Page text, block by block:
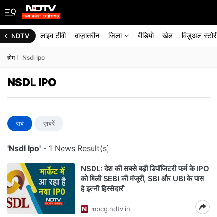
NDTV लाइव टीवी ताज़ातरीन जिला वीडियो खेल विज़ुअल
होम Nsdl Ipo
NSDL IPO
सब ख़बरें
'Nsdl Ipo' - 1 News Result(s)
NSDL: देश की सबसे बड़ी डिपॉजिटरी फर्म के IPO
को मिली SEBI की मंजूरी, SBI और UBI के पास
है इतनी हिस्सेदारी
mpcg.ndtv.in